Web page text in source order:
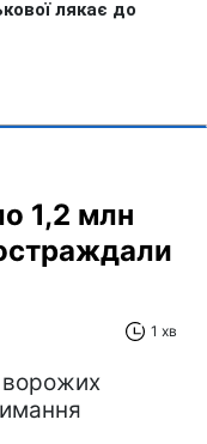
1,2 млн
1 хв
ворожих